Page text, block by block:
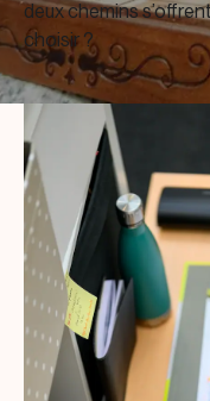
deux chemins
choisir ?